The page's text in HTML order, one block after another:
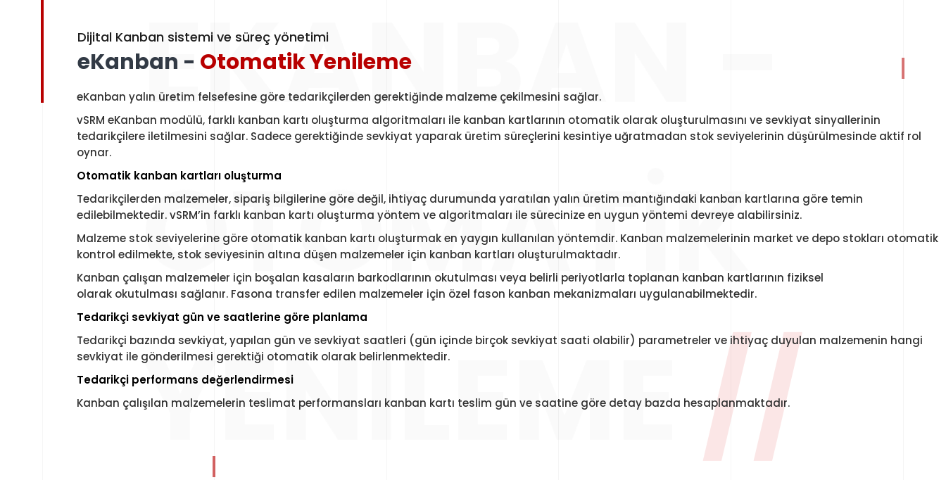
EKANBAN -
OTOMATIK
YENILEME//
Dijital Kanban sistemi ve süreç yönetimi
eKanban - Otomatik Yenileme
eKanban yalın üretim felsefesine göre tedarikçilerden gerektiğinde malzeme çekilmesini sağlar.
vSRM eKanban modülü, farklı kanban kartı oluşturma algoritmaları ile kanban kartlarının otomatik olarak oluşturulmasını ve sevkiyat sinyallerinin
tedarikçilere iletilmesini sağlar. Sadece gerektiğinde sevkiyat yaparak üretim süreçlerini kesintiye uğratmadan stok seviyelerinin düşürülmesinde aktif rol
oynar.
Otomatik kanban kartları oluşturma
Tedarikçilerden malzemeler, sipariş bilgilerine göre değil, ihtiyaç durumunda yaratılan yalın üretim mantığındaki kanban kartlarına göre temin
edilebilmektedir. vSRM’in farklı kanban kartı oluşturma yöntem ve algoritmaları ile sürecinize en uygun yöntemi devreye alabilirsiniz.
Malzeme stok seviyelerine göre otomatik kanban kartı oluşturmak en yaygın kullanılan yöntemdir. Kanban malzemelerinin market ve depo stokları otomatik
kontrol edilmekte, stok seviyesinin altına düşen malzemeler için kanban kartları oluşturulmaktadır.
Kanban çalışan malzemeler için boşalan kasaların barkodlarının okutulması veya belirli periyotlarla toplanan kanban kartlarının fiziksel
olarak okutulması sağlanır. Fasona transfer edilen malzemeler için özel fason kanban mekanizmaları uygulanabilmektedir.
Tedarikçi sevkiyat gün ve saatlerine göre planlama
Tedarikçi bazında sevkiyat, yapılan gün ve sevkiyat saatleri (gün içinde birçok sevkiyat saati olabilir) parametreler ve ihtiyaç duyulan malzemenin hangi
sevkiyat ile gönderilmesi gerektiği otomatik olarak belirlenmektedir.
Tedarikçi performans değerlendirmesi
Kanban çalışılan malzemelerin teslimat performansları kanban kartı teslim gün ve saatine göre detay bazda hesaplanmaktadır.